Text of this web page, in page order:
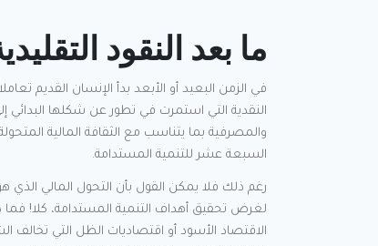
ما بعد النقود
في الزمن البعيد أو الأبعد بدأ الإنسان القديم
النقدية التي استمرت في تطور عن شكلها
والمصرفية بما يتناسب مع الثقافة المالية
السبعة عشر للتنمية المستدامة.
رغم ذلك فلا يمكن القول بأن التحول المالي
لغرض تحقيق أهداف التنمية المستدامة، كلا!
الاقتصاد الأسود أو اقتصاديات الظل التي تخالف